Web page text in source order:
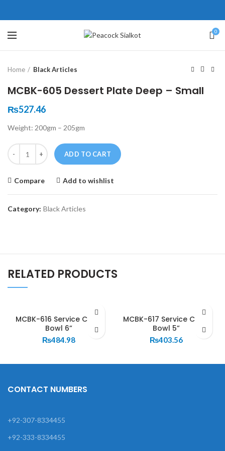
0
Click to enlarge
Home Black Articles
MCBK-605 Dessert Plate Deep – Small
₨527.46
Weight: 200gm – 205gm
Quantity
ADD TO CART
Compare Add to wishlist
Category: Black Articles
RELATED PRODUCTS
MCBK-616 Service Curry
Bowl 6”
₨484.98
MCBK-617 Service Curry
Bowl 5”
₨403.56
壯陽藥台灣購物
，這不是因為缺乏性生活，而
為缺乏溝通，所以保持談話很
盾越來越大，往往這是ED的情
會變得更加嚴重。
犀利士壯陽藥線上購買
戲都可以很好的幫助你獲得一
高質量的夫妻生活。犀利士治療
鬆，便於陰莖快速充血達到滿
堅硬勃起。在醫學界和陽痿病
望下，犀利士作為新一批藥
，有其優良特點。
CONTACT NUMBERS
+92-307-8334455
+92-333-8334455